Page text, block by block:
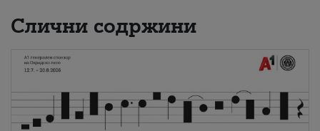
Слични содржини